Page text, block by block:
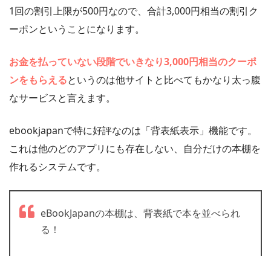
1回の割引上限が500円なので、合計3,000円相当の割引ク
ーポンということになります。
お金を払っていない段階でいきなり3,000円相当のクーポ
ンをもらえるというのは他サイトと比べてもかなり太っ腹
なサービスと言えます。
ebookjapanで特に好評なのは「背表紙表示」機能です。
これは他のどのアプリにも存在しない、自分だけの本棚を
作れるシステムです。
eBookJapanの本棚は、背表紙で本を並べられ
る！